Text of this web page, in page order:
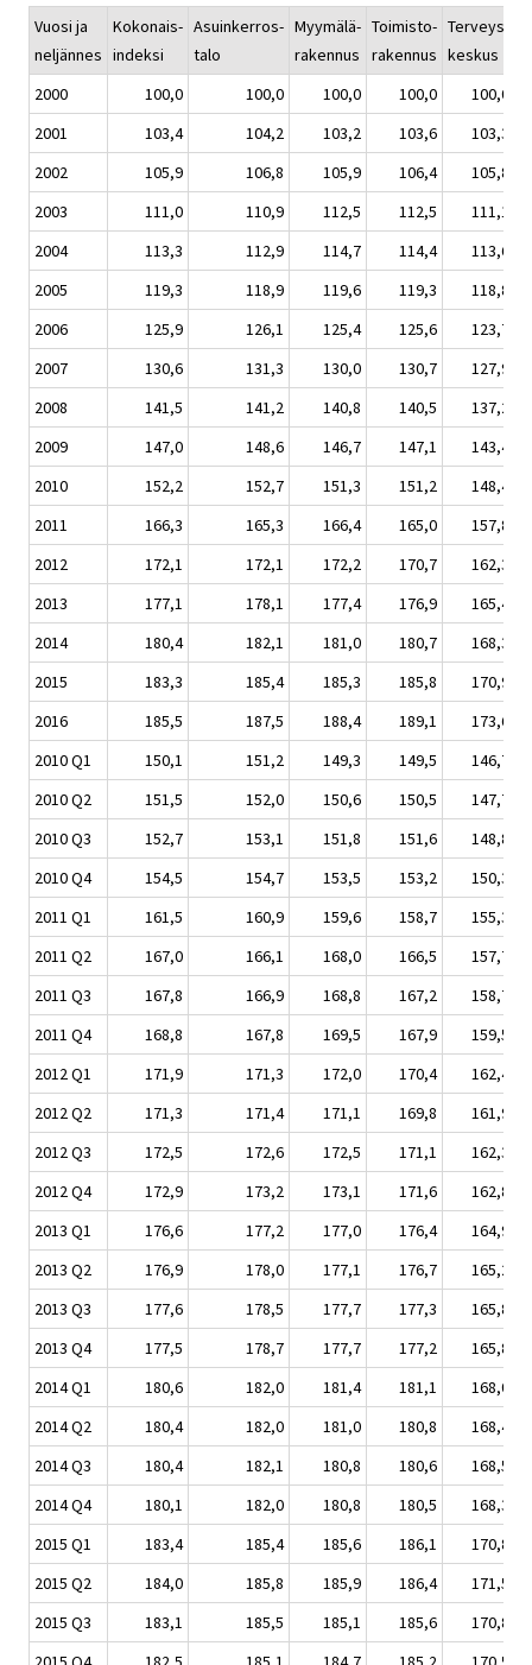
Vuosi ja
neljännes
Kokonais-
indeksi
Asuinkerros-
talo
Myymälä-
rakennus
Toimisto-
rakennus
Terveys-
keskus
2000
100,0 100,0 100,0 100,0
100,0
2001
103,4 104,2 103,2 103,6
103,3
2002
105,9 106,8 105,9 106,4
105,8
2003
111,0 110,9 112,5 112,5
111,1
2004
113,3 112,9 114,7 114,4
113,6
2005
119,3 118,9 119,6 119,3
118,8
2006
125,9 126,1 125,4 125,6
123,7
2007
130,6 131,3 130,0 130,7
127,9
2008
141,5 141,2 140,8 140,5
137,2
2009
147,0 148,6 146,7 147,1
143,4
2010
152,2 152,7 151,3 151,2
148,4
2011
166,3 165,3 166,4 165,0
157,8
2012
172,1 172,1 172,2 170,7
162,3
2013
177,1 178,1 177,4 176,9
165,4
2014
180,4 182,1 181,0 180,7
168,3
2015
183,3 185,4 185,3 185,8
170,9
2016
185,5 187,5 188,4 189,1
173,6
2010 Q1
150,1 151,2 149,3 149,5
146,7
2010 Q2
151,5 152,0 150,6 150,5
147,7
2010 Q3
152,7 153,1 151,8 151,6
148,8
2010 Q4
154,5 154,7 153,5 153,2
150,3
2011 Q1
161,5 160,9 159,6 158,7
155,3
2011 Q2
167,0 166,1 168,0 166,5
157,7
2011 Q3
167,8 166,9 168,8 167,2
158,7
2011 Q4
168,8 167,8 169,5 167,9
159,5
2012 Q1
171,9 171,3 172,0 170,4
162,4
2012 Q2
171,3 171,4 171,1 169,8
161,9
2012 Q3
172,5 172,6 172,5 171,1
162,3
2012 Q4
172,9 173,2 173,1 171,6
162,8
2013 Q1
176,6 177,2 177,0 176,4
164,9
2013 Q2
176,9 178,0 177,1 176,7
165,2
2013 Q3
177,6 178,5 177,7 177,3
165,8
2013 Q4
177,5 178,7 177,7 177,2
165,8
2014 Q1
180,6 182,0 181,4 181,1
168,0
2014 Q2
180,4 182,0 181,0 180,8
168,4
2014 Q3
180,4 182,1 180,8 180,6
168,5
2014 Q4
180,1 182,0 180,8 180,5
168,3
2015 Q1
183,4 185,4 185,6 186,1
170,8
2015 Q2
184,0 185,8 185,9 186,4
171,5
2015 Q3
183,1 185,5 185,1 185,6
170,8